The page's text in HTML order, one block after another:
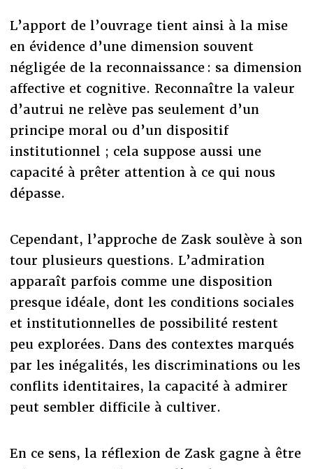
L’apport de l’ouvrage tient ainsi à la mise
en évidence d’une dimension souvent
négligée de la reconnaissance : sa dimension
affective et cognitive. Reconnaître la valeur
d’autrui ne relève pas seulement d’un
principe moral ou d’un dispositif
institutionnel ; cela suppose aussi une
capacité à prêter attention à ce qui nous
dépasse.
Cependant, l’approche de Zask soulève à son
tour plusieurs questions. L’admiration
apparaît parfois comme une disposition
presque idéale, dont les conditions sociales
et institutionnelles de possibilité restent
peu explorées. Dans des contextes marqués
par les inégalités, les discriminations ou les
conflits identitaires, la capacité à admirer
peut sembler difficile à cultiver.
En ce sens, la réflexion de Zask gagne à être